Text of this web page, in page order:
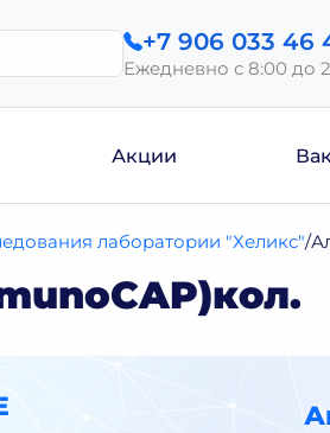
+7 906 033 46
Ежедневно с 8:00 до
Акции
лаборатории "Хеликс"